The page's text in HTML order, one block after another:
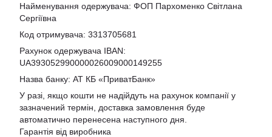
Найменування одержувача: ФОП Пархоменко Світлана
Сергіївна
Код отримувача: 3313705681
Рахунок одержувача IBAN:
UA393052990000026009000149255
Назва банку: АТ КБ «ПриватБанк»
У разі, якщо кошти не надійдуть на рахунок компанії у
зазначений термін, доставка замовлення буде
автоматично перенесена наступного дня.
Гарантія від виробника